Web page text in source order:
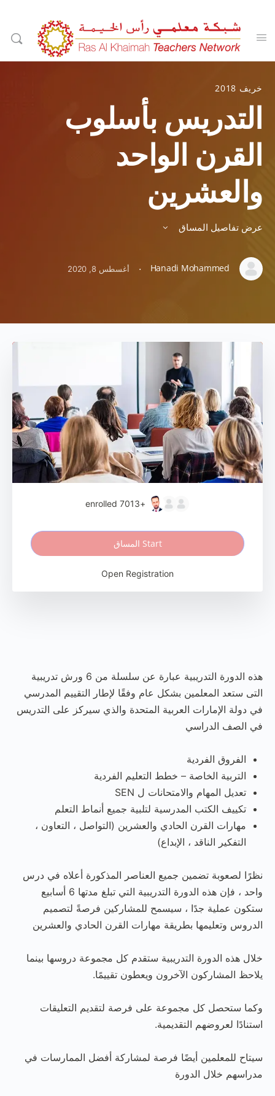
خريف 2018
التدريس بأسلوب
القرن الواحد
والعشرين
عرض تفاصيل المساق
Hanadi Mohammed
· أغسطس 8, 2020
هذه الدورة التدريبية عبارة عن سلسلة من 6 ورش تدريبية
التى ستعد المعلمين بشكل عام وفقًا لإطار التقييم المدرسي
في دولة الإمارات العربية المتحدة والذي سيركز على التدريس
في الصف الدراسي
الفروق الفردية
التربية الخاصة – خطط التعليم الفردية
تعديل المهام والامتحانات ل SEN
تكييف الكتب المدرسية لتلبية جميع أنماط التعلم
مهارات القرن الحادي والعشرين (التواصل ، التعاون ،
التفكير الناقد ، الإبداع)
نظرًا لصعوبة تضمين جميع العناصر المذكورة أعلاه في درس
واحد ، فإن هذه الدورة التدريبية التي تبلغ مدتها 6 أسابيع
ستكون عملية جدًا ، سيسمح للمشاركين فرصةً لتصميم
الدروس وتعليمها بطريقة مهارات القرن الحادي والعشرين
خلال هذه الدورة التدريبية ستقدم كل مجموعة دروسها بينما
يلاحظ المشاركون الآخرون ويعطون تقييمًا.
وكما ستحصل كل مجموعة على فرصة لتقديم التعليقات
استنادًا لعروضهم التقديمية.
سيتاح للمعلمين أيضًا فرصة لمشاركة أفضل الممارسات في
مدراسهم خلال الدورة
+7013
enrolled
Start المساق
Open Registration